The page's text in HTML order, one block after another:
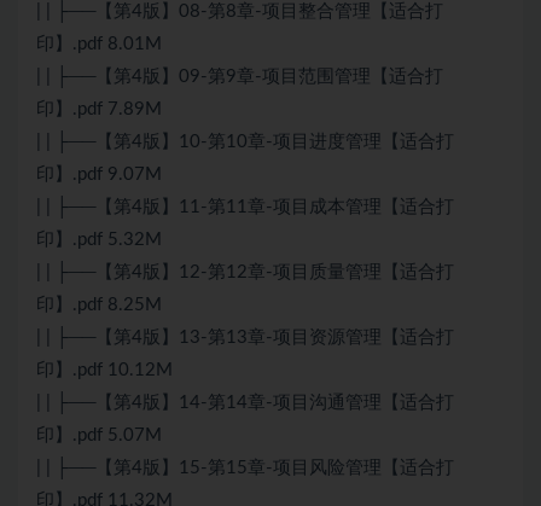
| | ├──【第4版】08-第8章-项目整合管理【适合打
印】.pdf 8.01M
| | ├──【第4版】09-第9章-项目范围管理【适合打
印】.pdf 7.89M
| | ├──【第4版】10-第10章-项目进度管理【适合打
印】.pdf 9.07M
| | ├──【第4版】11-第11章-项目成本管理【适合打
印】.pdf 5.32M
| | ├──【第4版】12-第12章-项目质量管理【适合打
印】.pdf 8.25M
| | ├──【第4版】13-第13章-项目资源管理【适合打
印】.pdf 10.12M
| | ├──【第4版】14-第14章-项目沟通管理【适合打
印】.pdf 5.07M
| | ├──【第4版】15-第15章-项目风险管理【适合打
印】.pdf 11.32M